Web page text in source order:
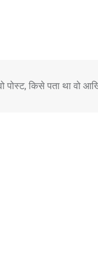
किसे पता था वो